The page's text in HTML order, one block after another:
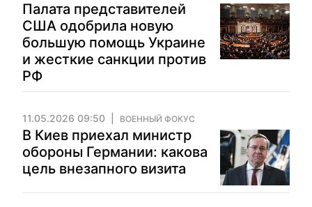
Палата представителей
США одобрила новую
большую помощь Украине
и жесткие санкции против
РФ
11.05.2026 09:50 ВОЕННЫЙ ФОКУС
В Киев приехал министр
обороны Германии: какова
цель внезапного визита